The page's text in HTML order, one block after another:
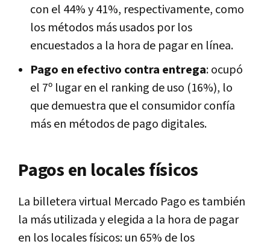
con el 44% y 41%, respectivamente, como
los métodos más usados por los
encuestados a la hora de pagar en línea.
Pago en efectivo contra entrega: ocupó
el 7º lugar en el ranking de uso (16%), lo
que demuestra que el consumidor confía
más en métodos de pago digitales.
Pagos en locales físicos
La billetera virtual Mercado Pago es también
la más utilizada y elegida a la hora de pagar
en los locales físicos: un 65% de los